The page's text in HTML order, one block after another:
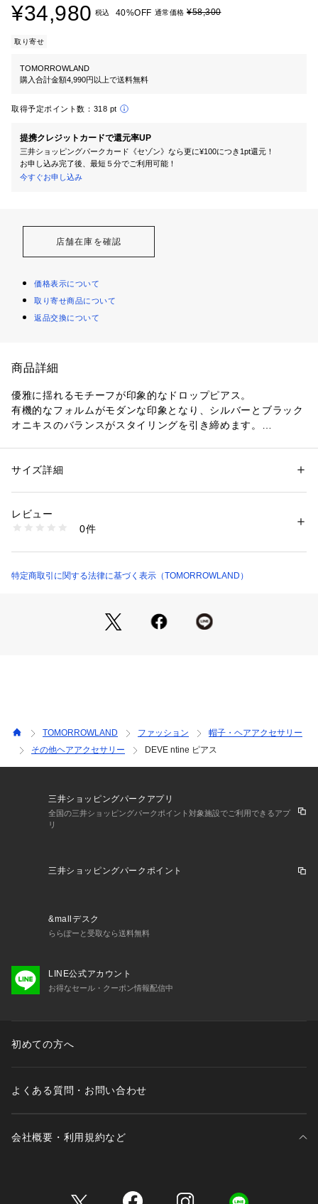
¥34,980 税込 40%OFF 通常価格 ¥58,300
取り寄せ
TOMORROWLAND
購入合計金額4,990円以上で送料無料
取得予定ポイント数： 318 pt
提携クレジットカードで還元率UP
三井ショッピングパークカード《セゾン》なら更に¥100につき1pt還元！
お申し込み完了後、最短５分でご利用可能！
今すぐお申し込み
店舗在庫を確認
価格表示について
取り寄せ商品について
返品交換について
商品詳細
優雅に揺れるモチーフが印象的なドロップピアス。
有機的なフォルムがモダンな印象となり、シルバーとブラック
オニキスのバランスがスタイリングを引き締めます。
スターリングシルバーとゴールドヴェルメイユで作られた製品
すことを強く意識したコレクションは、自然を彷彿とさせる柔
らかく有機的なアイテムが魅力です。
さい
店舗にお問い合わせの際は、下記の商品番号をお申し付けくだ
性別：レディース
セサリー
生産国：-
1095000014091
サイズ詳細
レビュー
0件
特定商取引に関する法律に基づく表示（TOMORROWLAND）
TOMORROWLAND ファッション
帽子・ヘアアクセサリー
その他ヘアアクセサリー
DEVE ntine ピアス
三井ショッピングパークアプリ
全国の三井ショッピングパークポイント対象施設でご利用できるアプ
リ
三井ショッピングパークポイント
&mallデスク
ららぽーと受取なら送料無料
LINE公式アカウント
お得なセール・クーポン情報配信中
初めての方へ
よくある質問・お問い合わせ
会社概要・利用規約など